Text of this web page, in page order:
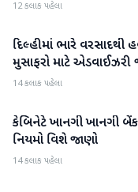
12 કલાક પહેલા
રાષ્ટ્રીય
દિલ્હીમાં ભારે વરસાદથી
મુસાફરો માટે એડવાઈઝરી
14 કલાક પહેલા
રાષ્ટ્રીય
કેબિનેટે ખાનગી ખાનગી
નિયમો વિશે જાણો
14 કલાક પહેલા